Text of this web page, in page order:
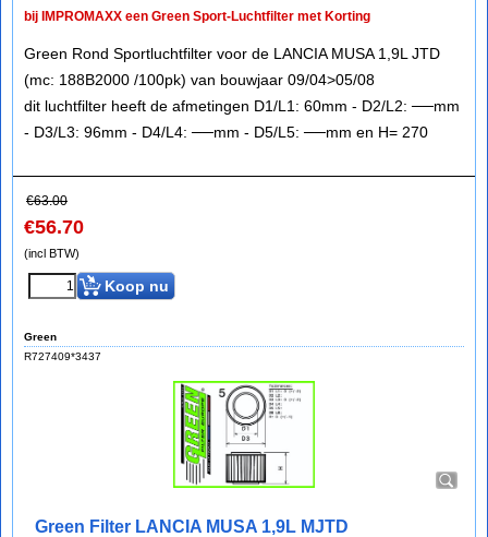
bij IMPROMAXX een Green Sport-Luchtfilter met Korting
Green Rond Sportluchtfilter voor de LANCIA MUSA 1,9L JTD
(mc: 188B2000 /100pk) van bouwjaar 09/04>05/08
dit luchtfilter heeft de afmetingen D1/L1: 60mm - D2/L2: ──mm
- D3/L3: 96mm - D4/L4: ──mm - D5/L5: ──mm en H= 270
€63.00
€56.70
(incl BTW)
Koop nu
Green
R727409*3437
Green Filter LANCIA MUSA 1,9L MJTD